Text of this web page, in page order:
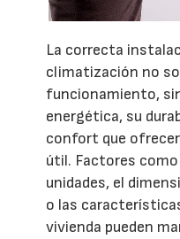
La correcta
climatización no
funcionamiento,
energética, su
confort que
útil. Factores
unidades, el
o las
vivienda pueden